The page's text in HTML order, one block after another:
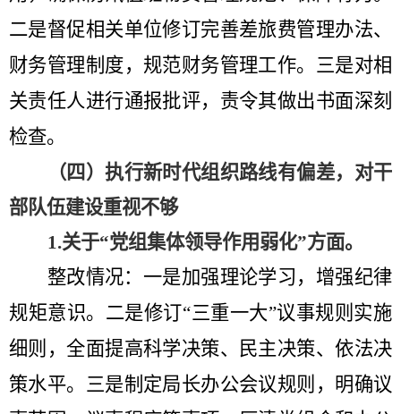
二是督促相关单位修订完善差旅费管理办法、
财务管理制度， 规范财务管理工作。三是对相
关责任人进行通报批评，责令其做出书面深刻
检查。
（四）执行新时代组织路线有偏差，对干
部队伍建设重视不够
1.关于“党组集体领导作用弱化”方面。
整改情况：一是加强理论学习 ，增强纪律
规矩意识。 二是修订“三重一大”议事规则实施
细则 ，全面提高科学决策、民主决策、依法决
策水平。 三是制定局长办公会议规则，明确议